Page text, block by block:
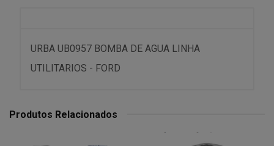
URBA UB0957 BOMBA DE AGUA LINHA
UTILITARIOS - FORD
Produtos Relacionados